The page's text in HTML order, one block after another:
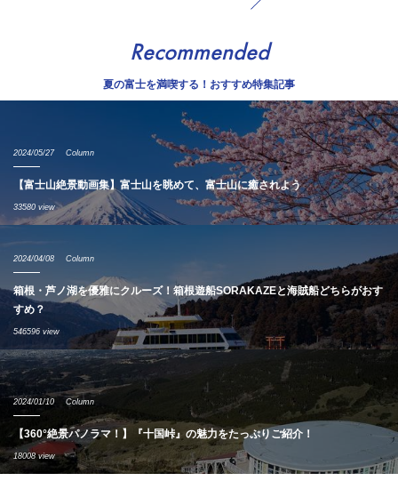
Recommended
夏の富士を満喫する！おすすめ特集記事
2024/05/27 Column
【富士山絶景動画集】富士山を眺めて、富士山に癒されよう
33580 view
2024/04/08 Column
箱根・芦ノ湖を優雅にクルーズ！箱根遊船SORAKAZEと海賊船どちらがおす
すめ？
546596 view
2024/01/10 Column
【360°絶景パノラマ！】『十国峠』の魅力をたっぷりご紹介！
18008 view